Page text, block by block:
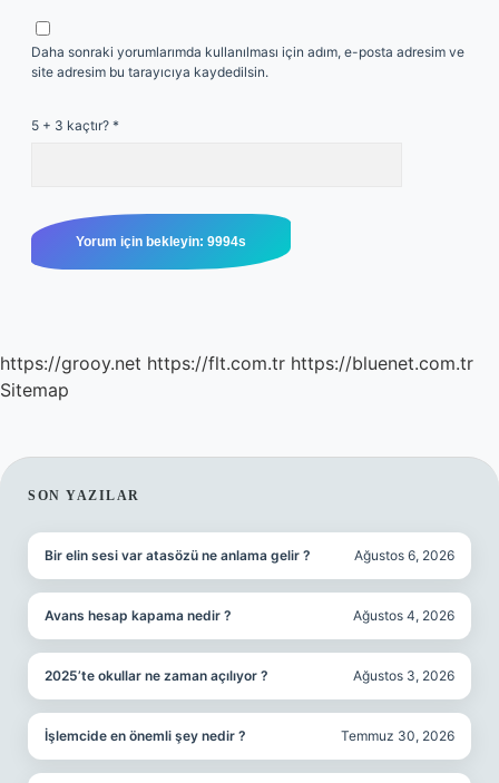
Daha sonraki yorumlarımda kullanılması için adım, e-posta adresim ve
site adresim bu tarayıcıya kaydedilsin.
5 + 3 kaçtır? *
https://grooy.net https://flt.com.tr https://bluenet.com.tr
Sitemap
SIDEBAR
SON YAZILAR
Bir elin sesi var atasözü ne anlama gelir ? Ağustos 6, 2026
Avans hesap kapama nedir ? Ağustos 4, 2026
2025’te okullar ne zaman açılıyor ? Ağustos 3, 2026
İşlemcide en önemli şey nedir ? Temmuz 30, 2026